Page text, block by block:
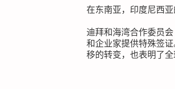
在东南亚，印度尼西
迪拜和海湾合作委员
和企业家提供特殊签
移的转变，也表明了全